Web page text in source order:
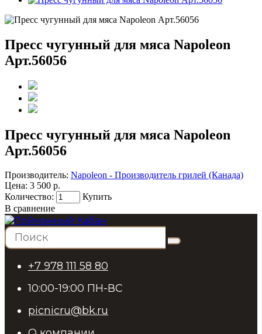
Пресс чугунный для мяса Napoleon
Арт.56056
Пресс чугунный для мяса Napoleon
Арт.56056
Производитель: Napoleon - Производитель грилей (Канада)
Цена: 3 500 р.
Количество:
Купить
В сравнение
+7 978 111 58 80
10:00-19:00 ПН-ВС
picnicru@bk.ru